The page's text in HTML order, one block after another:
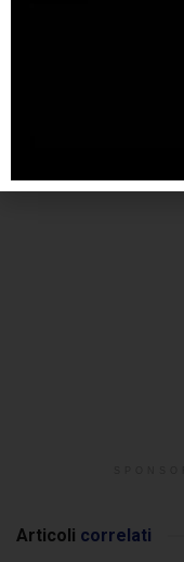
Articoli correlati